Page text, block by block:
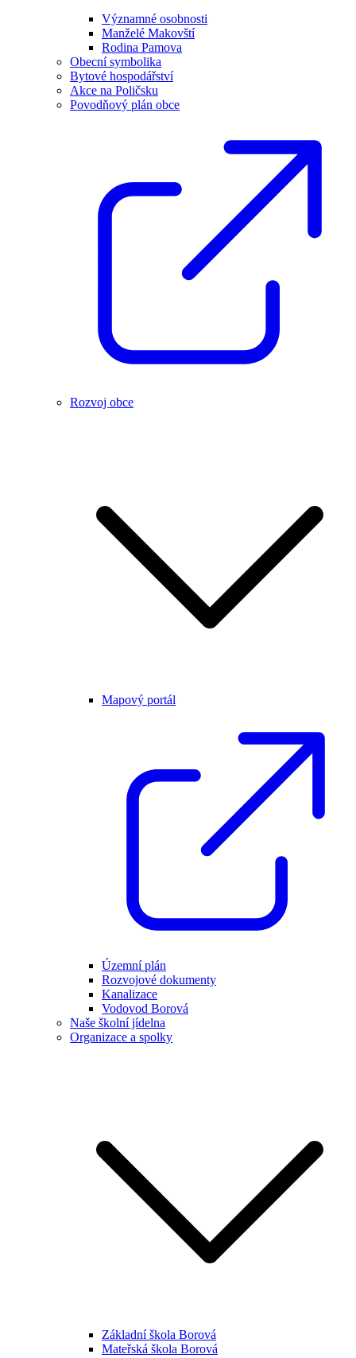
Významné osobnosti
Manželé Makovští
Rodina Pamova
Obecní symbolika
Bytové hospodářství
Akce na Poličsku
Povodňový plán obce
Rozvoj obce
Mapový portál
Územní plán
Rozvojové dokumenty
Kanalizace
Vodovod Borová
Naše školní jídelna
Organizace a spolky
Základní škola Borová
Mateřská škola Borová